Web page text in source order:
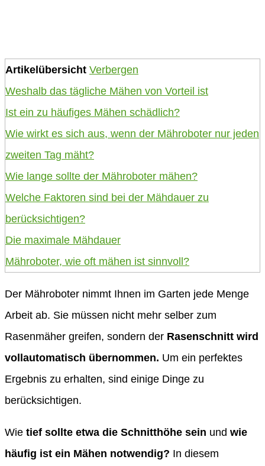
Artikelübersicht Verbergen
Weshalb das tägliche Mähen von Vorteil ist
Ist ein zu häufiges Mähen schädlich?
Wie wirkt es sich aus, wenn der Mähroboter nur jeden
zweiten Tag mäht?
Wie lange sollte der Mähroboter mähen?
Welche Faktoren sind bei der Mähdauer zu
berücksichtigen?
Die maximale Mähdauer
Mähroboter, wie oft mähen ist sinnvoll?
Der Mähroboter nimmt Ihnen im Garten jede Menge
Arbeit ab. Sie müssen nicht mehr selber zum
Rasenmäher greifen, sondern der Rasenschnitt wird
vollautomatisch übernommen. Um ein perfektes
Ergebnis zu erhalten, sind einige Dinge zu
berücksichtigen.
Wie tief sollte etwa die Schnitthöhe sein und wie
häufig ist ein Mähen notwendig? In diesem